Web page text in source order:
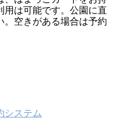
用は可能です。公園に直
。空きがある場合は予約
システム